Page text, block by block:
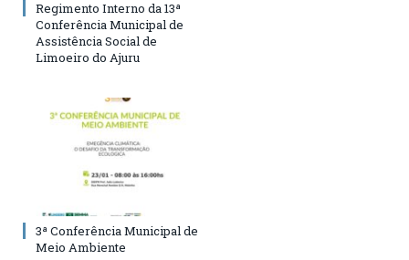
Regimento Interno da 13ª
Conferência Municipal de
Assistência Social de
Limoeiro do Ajuru
3ª Conferência Municipal de
Meio Ambiente